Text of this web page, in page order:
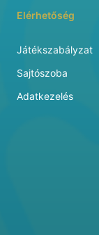
Elérhetőség
Játékszabályzat
Sajtószoba
Adatkezelés